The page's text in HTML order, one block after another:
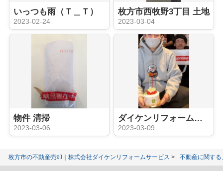
いっつも雨（Ｔ＿Ｔ）
2023-02-24
枚方市西牧野3丁目 土地
2023-03-04
物件 清掃
2023-03-06
ダイケンリフォームサービス 買取実績
2023-03-09
枚方市の不動産売却｜株式会社ダイケンリフォームサービス 不動産に関す